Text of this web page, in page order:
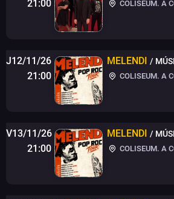
21:00
COLISEUM. A
J12/11/26
21:00
MELENDI /
COLISEUM. A
V13/11/26
21:00
MELENDI /
COLISEUM. A